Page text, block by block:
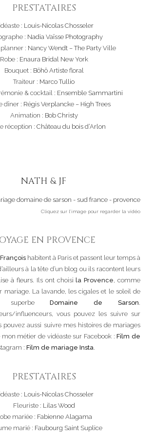
PRESTATAIRES
: Louis-Nicolas Chosseler
: Nadia Vaïsse Photography
: Nancy Wendt – The Party Ville
Robe : Enaura Bridal New York
Bouquet : Böhö Artiste floral
Traiteur : Marco Tullio
& cocktail : Ensemble Sammartini
dîner : Régis Verplancke – High Trees
Animation : Bob Christy
réception : Château du bois d’Arlon
NATH & JF
Cliquez sur l’image pour regarder la vidéo
EN PROVENCE
habitent à Paris et passent leur temps à
à la tête d’un blog ou ils racontent leurs
à fleurs. Ils ont choisila Provence, comme
mariage. La lavande, les cigales et le soleil de
superbeDomaine de Sarson.
influenceurs, vous pouvez les suivre sur
pouvez aussi suivre mes histoires de mariages
mon métier de vidéaste sur Facebook :Film de
: Film de mariage Insta.
PRESTATAIRES
: Louis-Nicolas Chosseler
Fleuriste : Lilas Wood
mariée : Fabienne Alagama
marié : Faubourg Saint Suplice